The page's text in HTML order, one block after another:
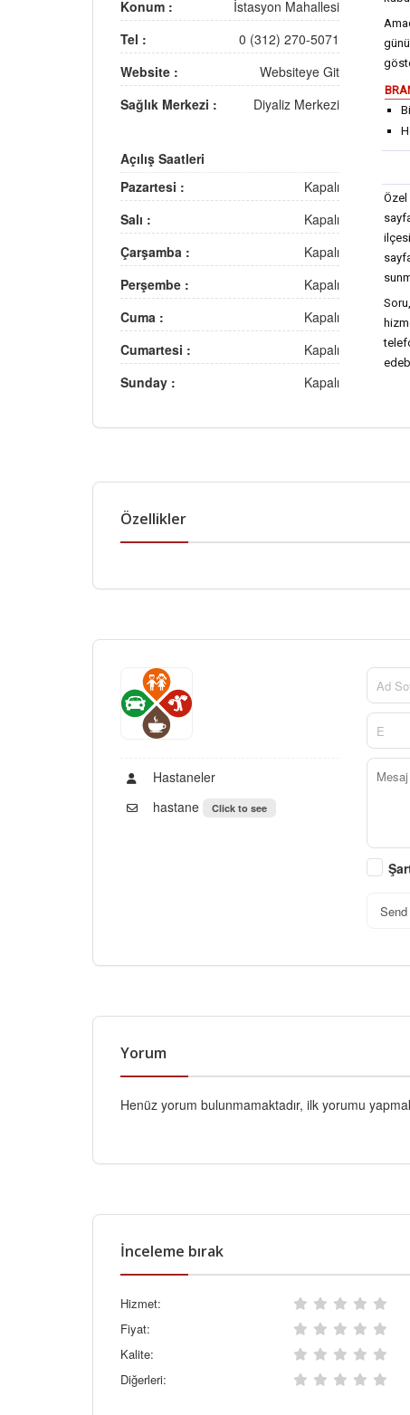
Konum :
İstasyon Mahallesi
Tel :
0 (312) 270-5071
Website :
Websiteye Git
Sağlık Merkezi :
Diyaliz Merkezi
Açılış Saatleri
Pazartesi :
Kapalı
Salı :
Kapalı
Çarşamba :
Kapalı
Perşembe :
Kapalı
Cuma :
Kapalı
Cumartesi :
Kapalı
Sunday :
Kapalı
Özellikler
Hastaneler
hastane
Click to see
Yorum
Henüz yorum bulunmamaktadır, ilk yorumu
İnceleme bırak
Hizmet:
Fiyat:
Kalite:
Diğerleri: